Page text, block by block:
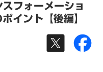
フォーメーショ
イント【後編】